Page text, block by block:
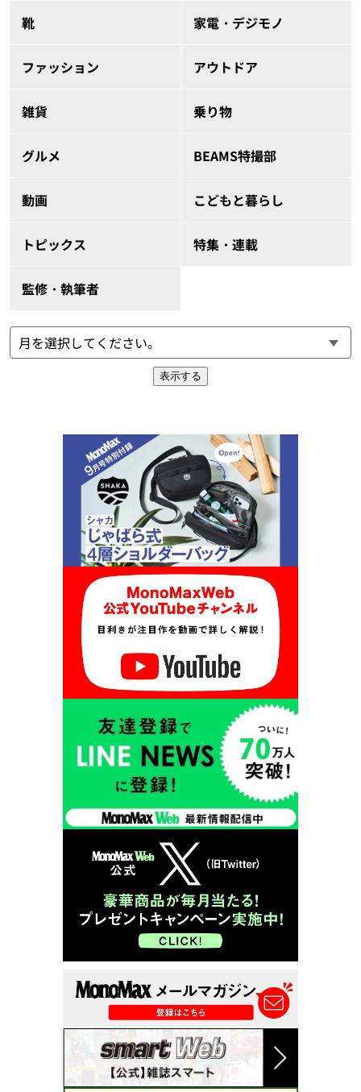
靴 家電・デジモノ
ファッション アウトドア
雑貨 乗り物
グルメ BEAMS特撮部
動画 こどもと暮らし
トピックス 特集・連載
監修・執筆者
表示する